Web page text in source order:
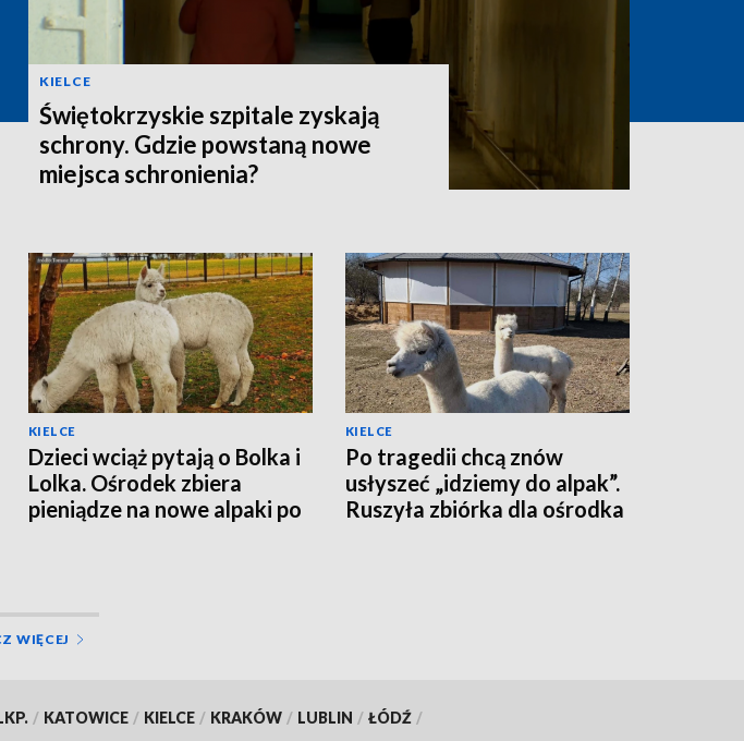
KIELCE
Świętokrzyskie szpitale zyskają
schrony. Gdzie powstaną nowe
miejsca schronienia?
KIELCE
Dzieci wciąż pytają o Bolka i
Lolka. Ośrodek zbiera
pieniądze na nowe alpaki po
KIELCE
Po tragedii chcą znów
usłyszeć „idziemy do alpak”.
Ruszyła zbiórka dla ośrodka
WIĘCEJ
/ KATOWICE / KIELCE / KRAKÓW / LUBLIN / ŁÓDŹ /